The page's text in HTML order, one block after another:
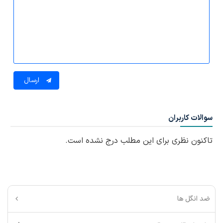
ارسال
سوالات کاربران
تاکنون نظری برای این مطلب درج نشده است.
ضد انگل ها